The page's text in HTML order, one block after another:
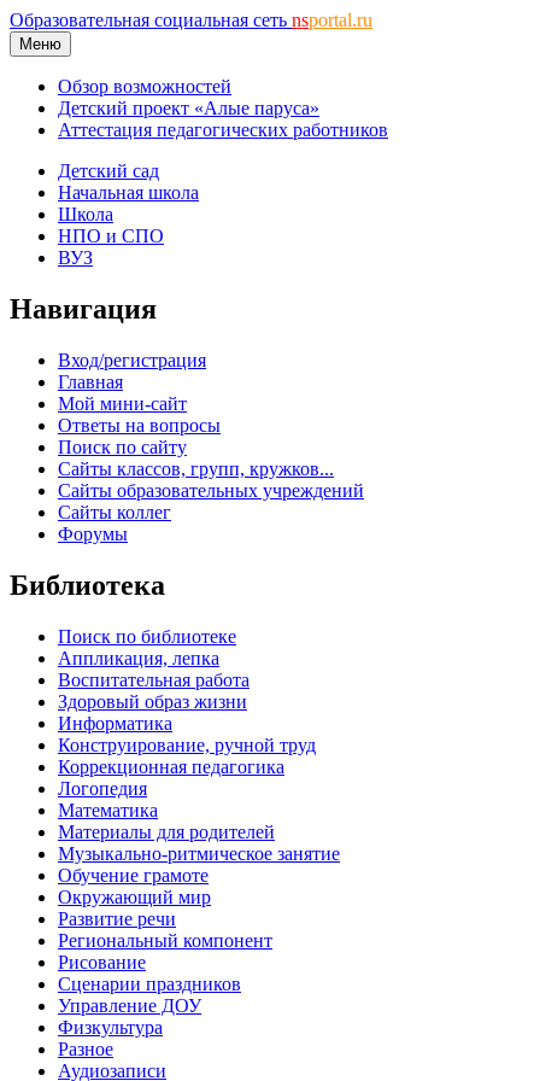
Образовательная социальная сеть nsportal.ru
Меню
Обзор возможностей
Детский проект «Алые паруса»
Аттестация педагогических работников
Детский сад
Начальная школа
Школа
НПО и СПО
ВУЗ
Навигация
Вход/регистрация
Главная
Мой мини-сайт
Ответы на вопросы
Поиск по сайту
Сайты классов, групп, кружков...
Сайты образовательных учреждений
Сайты коллег
Форумы
Библиотека
Поиск по библиотеке
Аппликация, лепка
Воспитательная работа
Здоровый образ жизни
Информатика
Конструирование, ручной труд
Коррекционная педагогика
Логопедия
Математика
Материалы для родителей
Музыкально-ритмическое занятие
Обучение грамоте
Окружающий мир
Развитие речи
Региональный компонент
Рисование
Сценарии праздников
Управление ДОУ
Физкультура
Разное
Аудиозаписи